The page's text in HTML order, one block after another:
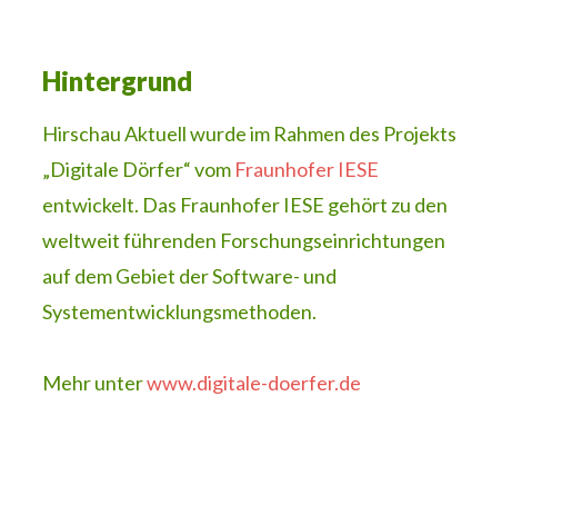
Hintergrund
Hirschau Aktuell wurde im Rahmen des Projekts
„Digitale Dörfer“ vom Fraunhofer IESE
entwickelt. Das Fraunhofer IESE gehört zu den
weltweit führenden Forschungseinrichtungen
auf dem Gebiet der Software- und
Systementwicklungsmethoden.
Mehr unterwww.digitale-doerfer.de